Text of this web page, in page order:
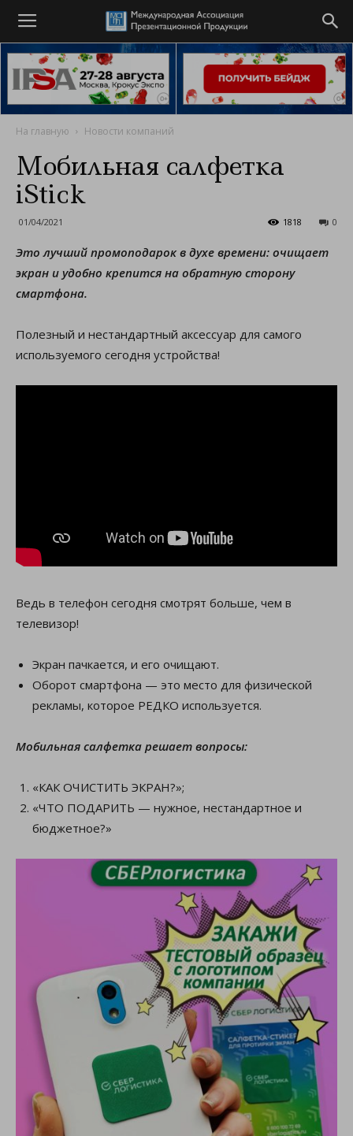
На главную Новости компаний
Мобильная салфетка
iStick
01/04/2021 0
1818
Это лучший промоподарок в духе времени: очищает
экран и удобно крепится на обратную сторону
смартфона.
Полезный и нестандартный аксессуар для самого
используемого сегодня устройства!
Ведь в телефон сегодня смотрят больше, чем в
телевизор!
Экран пачкается, и его очищают.
Оборот смартфона — это место для физической
рекламы, которое РЕДКО используется.
Мобильная салфетка решает вопросы:
«КАК ОЧИСТИТЬ ЭКРАН?»;
«ЧТО ПОДАРИТЬ — нужное, нестандартное и
бюджетное?»